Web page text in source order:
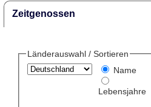
Zeitgenossen
Länderauswahl / Sortieren
Name
Lebensjahre